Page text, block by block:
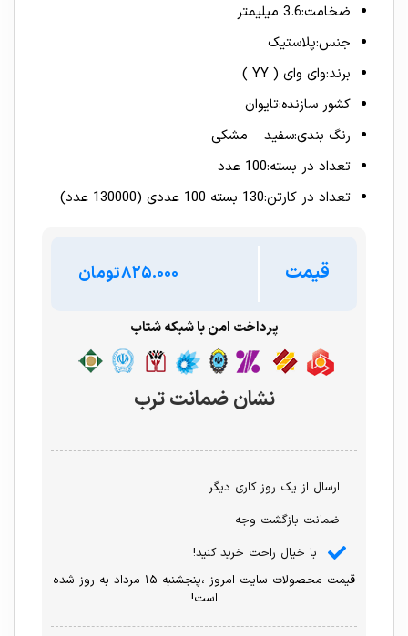
ضخامت:3.6 میلیمتر
جنس:پلاستیک
برند:وای وای ( YY )
کشور سازنده:تایوان
رنگ بندی:سفید – مشکی
تعداد در بسته:100 عدد
تعداد در کارتن:130 بسته 100 عددی (130000 عدد)
قیمت تومان
پرداخت امن با شبکه شتاب
نشان ضمانت ترب
ارسال از یک روز کاری دیگر
ضمانت بازگشت وجه
با خیال راحت خرید کنید!
قیمت محصولات سایت امروز ،پنجشنبه ۱۵ مرداد به روز شده
است!